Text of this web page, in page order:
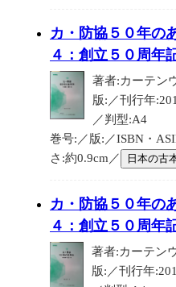
カ・防協５０年の
４：創立５０周年
著者:カーテン
版:／刊行年
／判型:A4
巻号:／版:／ISBN・
さ:約0.9cm／
日本の古
カ・防協５０年の
４：創立５０周年
著者:カーテン
版:／刊行年